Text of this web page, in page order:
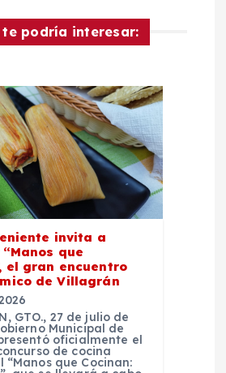
te podría interesar:
invita a
que
el gran encuentro
de Villagrán
GTO., 27 de julio de
Municipal de
oficialmente el
de cocina
que Cocinan: